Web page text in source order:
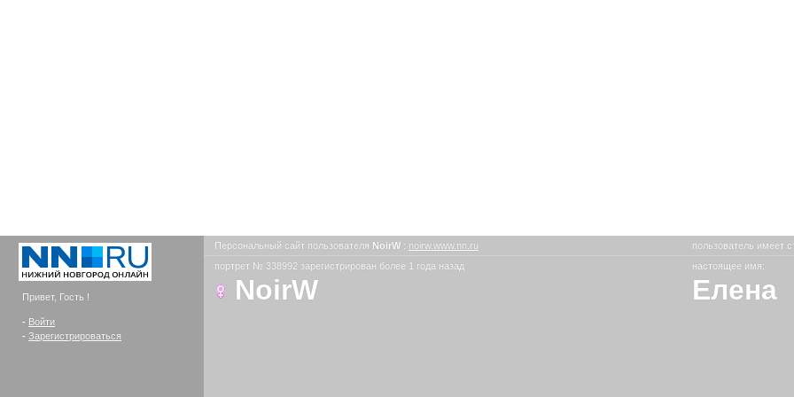
Привет, Гость !
- Войти
- Зарегистрироваться
Персональный сайт пользователя NoirW : noirw.www.nn.ru пользователь имеет
портрет № 338992 зарегистрирован более 1 года назад
NoirW
настоящее имя:
Елена